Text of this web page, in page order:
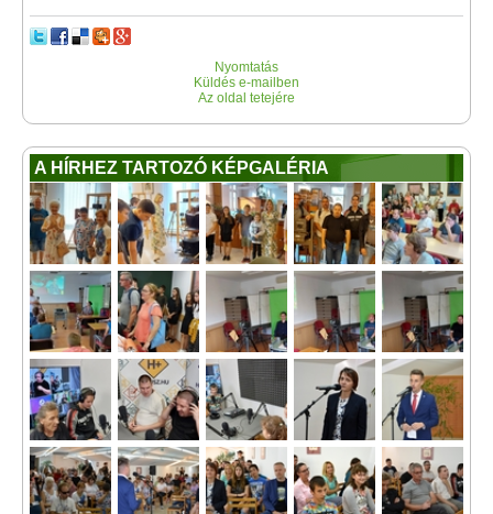
Nyomtatás
Küldés e-mailben
Az oldal tetejére
A HÍRHEZ TARTOZÓ KÉPGALÉRIA